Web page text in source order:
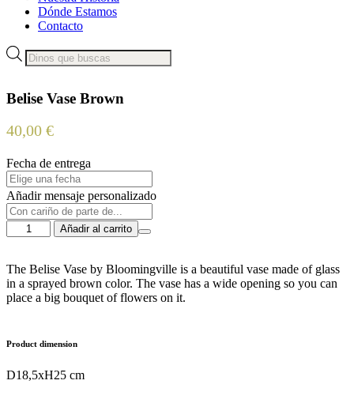
Dónde Estamos
Contacto
Búsqueda
de
Belise Vase Brown
40,00 €
Fecha de entrega
Añadir mensaje personalizado
Belise
Vase
cantidad
Añadir al carrito
The Belise Vase by Bloomingville is a beautiful vase made of glass
in a sprayed brown color. The vase has a wide opening so you can
place a big bouquet of flowers on it.
Product dimension
D18,5xH25 cm